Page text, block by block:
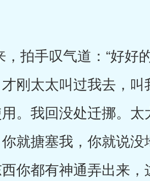
手叹气道：“好好
刚太太叫过我去，
。我回没处迁挪。太
就搪塞我，你就说
你都有神通弄出来